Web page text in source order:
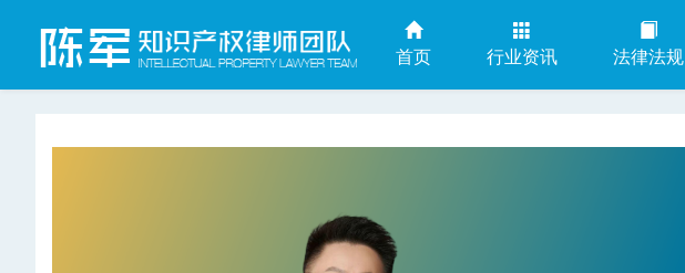
首页 行业资讯 法律法规